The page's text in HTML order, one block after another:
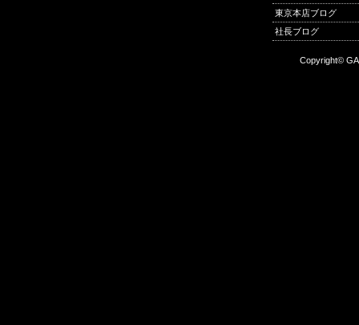
東京本店ブログ
社長ブログ
Copyright©